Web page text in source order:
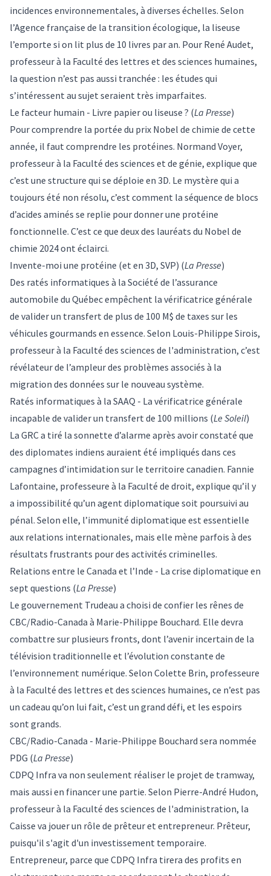
incidences environnementales, à diverses échelles. Selon
l’Agence française de la transition écologique, la liseuse
l’emporte si on lit plus de 10 livres par an. Pour René Audet,
professeur à la Faculté des lettres et des sciences humaines,
la question n’est pas aussi tranchée : les études qui
s’intéressent au sujet seraient très imparfaites.
Le facteur humain - Livre papier ou liseuse ? (La Presse)
Pour comprendre la portée du prix Nobel de chimie de cette
année, il faut comprendre les protéines. Normand Voyer,
professeur à la Faculté des sciences et de génie, explique que
c’est une structure qui se déploie en 3D. Le mystère qui a
toujours été non résolu, c’est comment la séquence de blocs
d’acides aminés se replie pour donner une protéine
fonctionnelle. C’est ce que deux des lauréats du Nobel de
chimie 2024 ont éclairci.
Invente-moi une protéine (et en 3D, SVP) (La Presse)
Des ratés informatiques à la Société de l’assurance
automobile du Québec empêchent la vérificatrice générale
de valider un transfert de plus de 100 M$ de taxes sur les
véhicules gourmands en essence. Selon Louis-Philippe Sirois,
professeur à la Faculté des sciences de l'administration, c’est
révélateur de l’ampleur des problèmes associés à la
migration des données sur le nouveau système.
Ratés informatiques à la SAAQ - La vérificatrice générale
incapable de valider un transfert de 100 millions (Le Soleil)
La GRC a tiré la sonnette d’alarme après avoir constaté que
des diplomates indiens auraient été impliqués dans ces
campagnes d’intimidation sur le territoire canadien. Fannie
Lafontaine, professeure à la Faculté de droit, explique qu’il y
a impossibilité qu’un agent diplomatique soit poursuivi au
pénal. Selon elle, l’immunité diplomatique est essentielle
aux relations internationales, mais elle mène parfois à des
résultats frustrants pour des activités criminelles.
Relations entre le Canada et l’Inde - La crise diplomatique en
sept questions (La Presse)
Le gouvernement Trudeau a choisi de confier les rênes de
CBC/Radio-Canada à Marie-Philippe Bouchard. Elle devra
combattre sur plusieurs fronts, dont l’avenir incertain de la
télévision traditionnelle et l’évolution constante de
l’environnement numérique. Selon Colette Brin, professeure
à la Faculté des lettres et des sciences humaines, ce n’est pas
un cadeau qu’on lui fait, c’est un grand défi, et les espoirs
sont grands.
CBC/Radio-Canada - Marie-Philippe Bouchard sera nommée
PDG (La Presse)
CDPQ Infra va non seulement réaliser le projet de tramway,
mais aussi en financer une partie. Selon Pierre-André Hudon,
professeur à la Faculté des sciences de l'administration, la
Caisse va jouer un rôle de prêteur et entrepreneur. Prêteur,
puisqu'il s'agit d'un investissement temporaire.
Entrepreneur, parce que CDPQ Infra tirera des profits en